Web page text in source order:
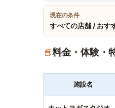
現在の条件
すべての店舗 / おす
料金・体験・
施設名